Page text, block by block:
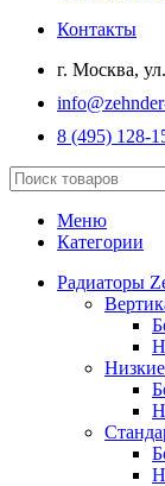
Контакты
г. Москва,
8 (495) 128-
Меню
Категории
Радиаторы
Низкие